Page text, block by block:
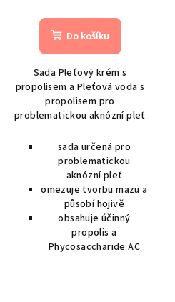
Do košíku
Sada Pleťový krém s
propolisem a Pleťová voda s
propolisem pro
problematickou aknózní pleť
sada určená pro
problematickou
aknózní pleť
omezuje tvorbu mazu a
působí hojivě
obsahuje účinný
propolis a
Phycosaccharide AC